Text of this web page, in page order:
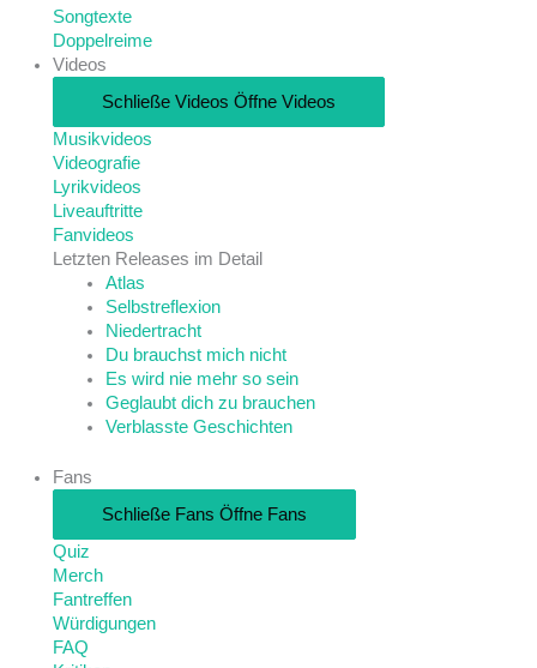
Songtexte
Doppelreime
Videos
Schließe Videos Öffne Videos
Musikvideos
Videografie
Lyrikvideos
Liveauftritte
Fanvideos
Letzten Releases im Detail
Atlas
Selbstreflexion
Niedertracht
Du brauchst mich nicht
Es wird nie mehr so sein
Geglaubt dich zu brauchen
Verblasste Geschichten
Fans
Schließe Fans Öffne Fans
Quiz
Merch
Fantreffen
Würdigungen
FAQ